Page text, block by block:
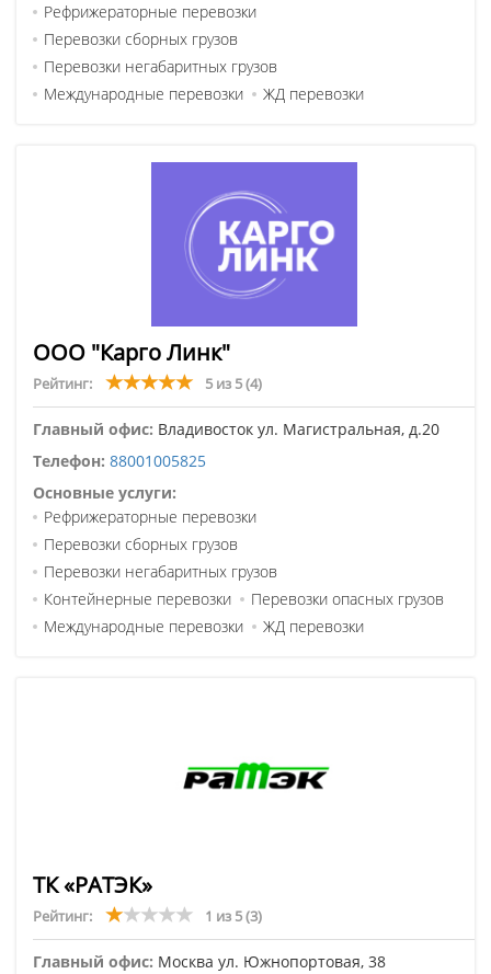
Рефрижераторные перевозки
Перевозки сборных грузов
Перевозки негабаритных грузов
Международные перевозки
ЖД перевозки
ООО "Карго Линк"
Рейтинг: 5 из 5(4)
Главный офис: Владивосток ул. Магистральная, д.20
Телефон: 88001005825
Основные услуги:
Рефрижераторные перевозки
Перевозки сборных грузов
Перевозки негабаритных грузов
Контейнерные перевозки
Перевозки опасных грузов
Международные перевозки
ЖД перевозки
ТК «РАТЭК»
Рейтинг: 1 из 5(3)
Главный офис: Москва ул. Южнопортовая, 38